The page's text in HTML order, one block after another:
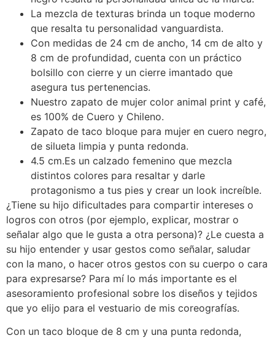
La mezcla de texturas brinda un toque moderno
que resalta tu personalidad vanguardista.
Con medidas de 24 cm de ancho, 14 cm de alto y
8 cm de profundidad, cuenta con un práctico
bolsillo con cierre y un cierre imantado que
asegura tus pertenencias.
Nuestro zapato de mujer color animal print y café,
es 100% de Cuero y Chileno.
Zapato de taco bloque para mujer en cuero negro,
de silueta limpia y punta redonda.
4.5 cm.Es un calzado femenino que mezcla
distintos colores para resaltar y darle
protagonismo a tus pies y crear un look increíble.
¿Tiene su hijo dificultades para compartir intereses o
logros con otros (por ejemplo, explicar, mostrar o
señalar algo que le gusta a otra persona)? ¿Le cuesta a
su hijo entender y usar gestos como señalar, saludar
con la mano, o hacer otros gestos con su cuerpo o cara
para expresarse? Para mí lo más importante es el
asesoramiento profesional sobre los diseños y tejidos
que yo elijo para el vestuario de mis coreografías.
Con un taco bloque de 8 cm y una punta redonda,